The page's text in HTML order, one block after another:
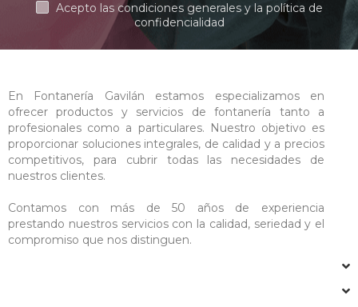
Acepto las condiciones generales y la política de
confidencialidad
En Fontanería Gavilán estamos especializamos en
ofrecer productos y servicios de fontanería tanto a
profesionales como a particulares. Nuestro objetivo es
proporcionar soluciones integrales, de calidad y a precios
competitivos, para cubrir todas las necesidades de
nuestros clientes.
Contamos con más de 50 años de experiencia
prestando nuestros servicios con la calidad, seriedad y el
compromiso que nos distinguen.